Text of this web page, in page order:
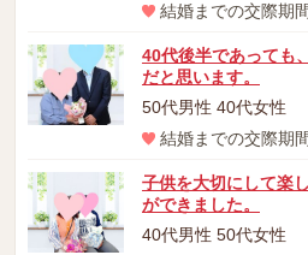
結婚までの交際期
40代後半であっても
だと思います。
50代男性 40代女性
結婚までの交際期
子供を大切にして楽
ができました。
40代男性 50代女性